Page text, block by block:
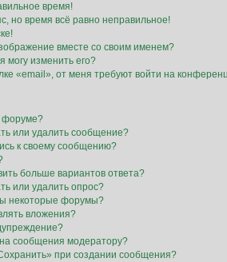
время!
но время всё равно неправильное!
вместе со своим именем?
могу изменить его?
«email», от меня требуют войти на
форуме?
или удалить сообщение?
к своему сообщению?
больше вариантов ответа?
или удалить опрос?
некоторые форумы?
вложения?
сообщения модератору?
при создании сообщения?